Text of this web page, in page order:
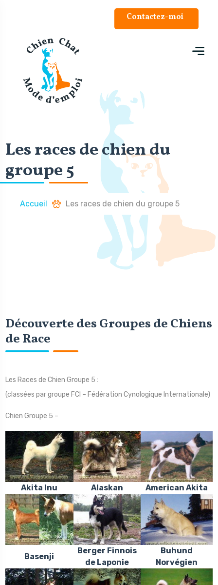
Contactez-moi
Les races de chien du
groupe 5
Accueil Les races de chien du groupe 5
Découverte des Groupes de Chiens
de Race
Les Races de Chien Groupe 5 :
(classées par groupe FCI – Fédération Cynologique Internationale)
Chien Groupe 5 –
Akita Inu Alaskan American Akita
Basenji
Berger Finnois
de Laponie
Buhund
Norvégien